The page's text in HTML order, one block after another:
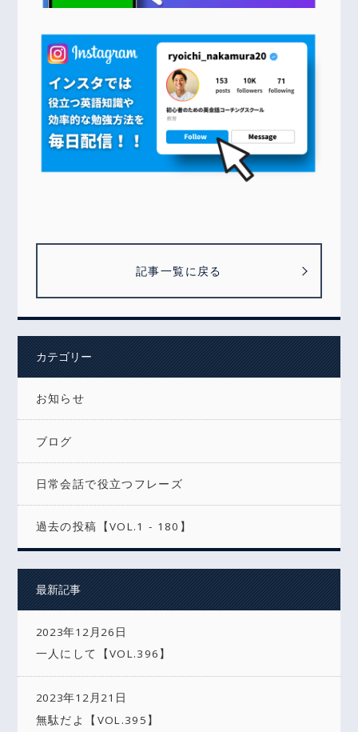
記事一覧に戻る
カテゴリー
お知らせ
ブログ
日常会話で役立つフレーズ
過去の投稿【VOL.1 - 180】
最新記事
2023年12月26日
一人にして【VOL.396】
2023年12月21日
無駄だよ【VOL.395】